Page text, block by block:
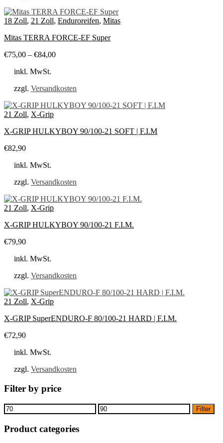
18 Zoll, 21 Zoll, Enduroreifen, Mitas
Mitas TERRA FORCE-EF Super
€75,00 – €84,00
inkl. MwSt.
zzgl. Versandkosten
21 Zoll, X-Grip
X-GRIP HULKYBOY 90/100-21 SOFT | F.I.M
€82,90
inkl. MwSt.
zzgl. Versandkosten
21 Zoll, X-Grip
X-GRIP HULKYBOY 90/100-21 F.I.M.
€79,90
inkl. MwSt.
zzgl. Versandkosten
21 Zoll, X-Grip
X-GRIP SuperENDURO-F 80/100-21 HARD | F.I.M.
€72,90
inkl. MwSt.
zzgl. Versandkosten
Filter by price
Min.
Preis
Max.
Preis
Filter
Product categories